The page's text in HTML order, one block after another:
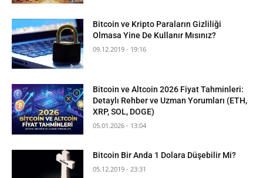
Bitcoin ve Kripto Paraların Gizliliği
Olmasa Yine De Kullanır Mısınız?
09.12.2019 - 19:16
Bitcoin ve Altcoin 2026 Fiyat Tahminleri:
Detaylı Rehber ve Uzman Yorumları (ETH,
XRP, SOL, DOGE)
05.01.2026 - 13:04
Bitcoin Bir Anda 1 Dolara Düşebilir Mi?
05.12.2019 - 23:31